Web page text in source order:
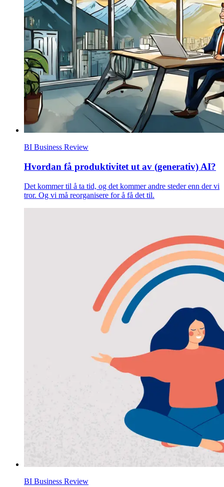
BI Business Review
Hvordan få produktivitet ut av (generativ) AI?
Det kommer til å ta tid, og det kommer andre steder enn der vi
tror. Og vi må reorganisere for å få det til.
BI Business Review